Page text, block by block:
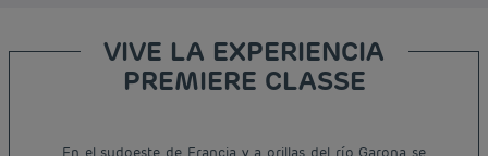
VIVE LA EXPERIENCIA
PREMIERE CLASSE
En el sudoeste de Francia y a orillas del río Garona se